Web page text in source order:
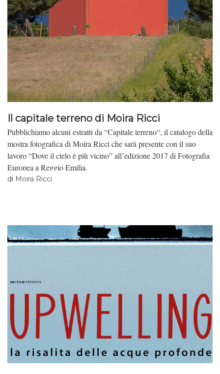
Il capitale terreno di Moira Ricci
Pubblichiamo alcuni estratti da “Capitale terreno“, il catalogo della
mostra fotografica di Moira Ricci che sarà presente con il suo
lavoro “Dove il cielo è più vicino” all’edizione 2017 di Fotografia
Europea a Reggio Emilia.
di Moira Ricci